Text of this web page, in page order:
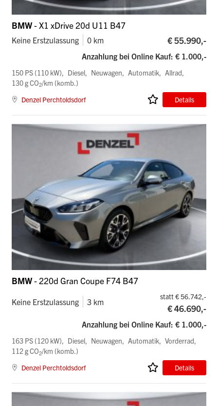
BMW- X1 xDrive 20d U11 B47
Keine Erstzulassung 0 km € 55.990,-
Anzahlung bei Online Kauf: € 1.000,-
150 PS (110 kW) Diesel Neuwagen Automatik
Allrad
130 g CO2/km (komb.)
Denzel Perchtoldsdorf
Details
BMW- 220d Gran Coupe F74 B47
Keine Erstzulassung 3 km
statt € 56.742,-
€ 46.690,-
Anzahlung bei Online Kauf: € 1.000,-
163 PS (120 kW) Diesel Neuwagen Automatik
Vorderrad
112 g CO2/km (komb.)
Denzel Perchtoldsdorf
Details